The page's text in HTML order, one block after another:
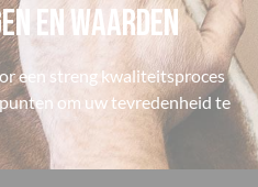
en waarden
een streng kwaliteitsproces
om uw tevredenheid te